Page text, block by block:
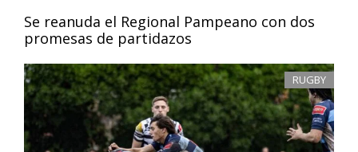
Se reanuda el Regional Pampeano con dos
promesas de partidazos
RUGBY